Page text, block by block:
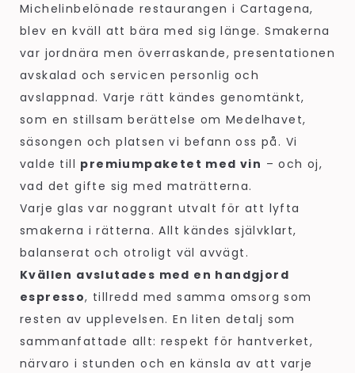
Michelinbelönade restaurangen i Cartagena,
blev en kväll att bära med sig länge. Smakerna
var jordnära men överraskande, presentationen
avskalad och servicen personlig och
avslappnad. Varje rätt kändes genomtänkt,
som en stillsam berättelse om Medelhavet,
säsongen och platsen vi befann oss på. Vi
valde till premiumpaketet med vin – och oj,
vad det gifte sig med maträtterna.
Varje glas var noggrant utvalt för att lyfta
smakerna i rätterna. Allt kändes självklart,
balanserat och otroligt väl avvägt.
Kvällen avslutades med en handgjord
espresso, tillredd med samma omsorg som
resten av upplevelsen. En liten detalj som
sammanfattade allt: respekt för hantverket,
närvaro i stunden och en känsla av att varje